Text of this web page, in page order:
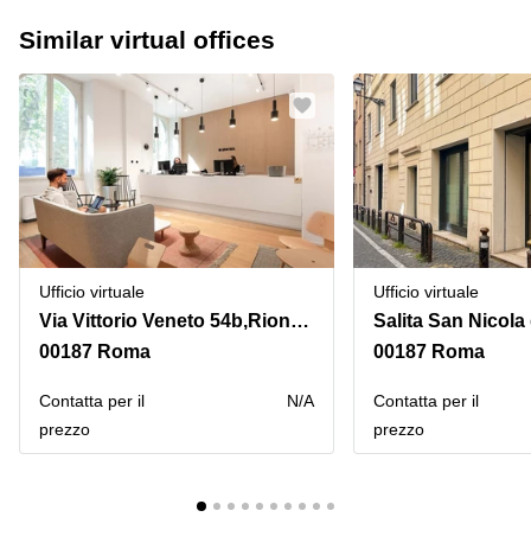
Similar virtual offices
Ufficio virtuale
Via Vittorio Veneto 54b,Rione XVI Ludovisi
00187 Roma
Сontatta per il
prezzo
N/A
Ufficio virtuale
00187 Roma
Сontatta per il
prezzo